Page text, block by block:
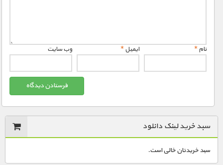
1900 تومان – دانلود قسمت 9 و 10 (افزودن به سبد خريد)
1900 تومان – دانلود قسمت 5 (افزودن به سبد خريد)
1900 تومان – دانلود قسمت 7 (افزودن به سبد خريد)
1900 تومان – دانلود قسمت 8 (افزودن به سبد خريد)
نام* ایمیل* وب‌ سایت
سبد خرید لینک دانلود
سبد خریدتان خالی است.